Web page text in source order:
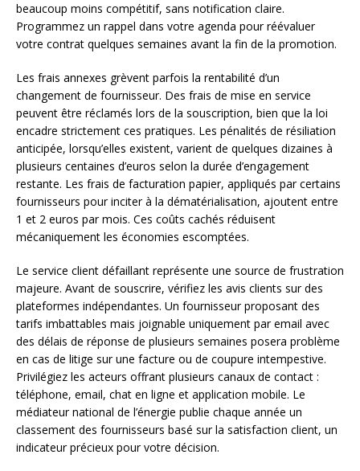
beaucoup moins compétitif, sans notification claire.
Programmez un rappel dans votre agenda pour réévaluer
votre contrat quelques semaines avant la fin de la promotion.
Les frais annexes grèvent parfois la rentabilité d’un
changement de fournisseur. Des frais de mise en service
peuvent être réclamés lors de la souscription, bien que la loi
encadre strictement ces pratiques. Les pénalités de résiliation
anticipée, lorsqu’elles existent, varient de quelques dizaines à
plusieurs centaines d’euros selon la durée d’engagement
restante. Les frais de facturation papier, appliqués par certains
fournisseurs pour inciter à la dématérialisation, ajoutent entre
1 et 2 euros par mois. Ces coûts cachés réduisent
mécaniquement les économies escomptées.
Le service client défaillant représente une source de frustration
majeure. Avant de souscrire, vérifiez les avis clients sur des
plateformes indépendantes. Un fournisseur proposant des
tarifs imbattables mais joignable uniquement par email avec
des délais de réponse de plusieurs semaines posera problème
en cas de litige sur une facture ou de coupure intempestive.
Privilégiez les acteurs offrant plusieurs canaux de contact :
téléphone, email, chat en ligne et application mobile. Le
médiateur national de l’énergie publie chaque année un
classement des fournisseurs basé sur la satisfaction client, un
indicateur précieux pour votre décision.